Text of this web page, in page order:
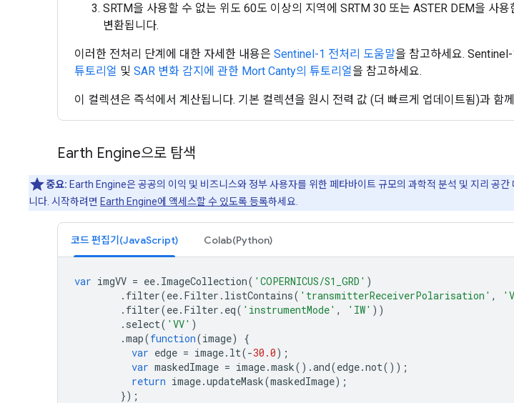
SRTM을 사용할 수 없는 위도 60도 이상의 지역에 SRTM 30 또는 ASTER DEM을 사
변환됩니다.
이러한 전처리 단계에 대한 자세한 내용은 Sentinel-1 전처리 도움말을 참고하세요.
튜토리얼 및 SAR 변화 감지에 관한 Mort Canty의 튜토리얼을 참고하세요.
이 컬렉션은 즉석에서 계산됩니다. 기본 컬렉션을 원시 전력 값 (더 빠르게 업데이트됨)과 함
Earth Engine으로 탐색
중요: Earth Engine은 공공의 이익 및 비즈니스와 정부 사용자를 위한 페타바이트 규모의 과학적 분석 및 지리 공
니다. 시작하려면 Earth Engine에 액세스할 수 있도록 등록하세요.
코드 편집기(JavaScript) Colab(Python)
var imgVV = ee. ImageCollection( 'COPERNICUS/S1_GRD' )
. filter(ee. Filter . listContains( 'transmitterReceiverPolarisation' ,
. filter(ee. Filter . eq( 'instrumentMode' , 'IW' ))
. select( 'VV' )
.map(function(image)
{
var edge = image. lt(-30.0);
var maskedImage = image.mask().and(edge.not());
return image.updateMask(maskedImage);
});